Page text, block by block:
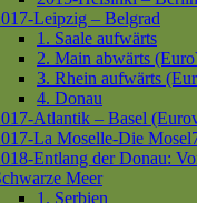
Leipzig – Belgrad
1. Saale aufwärts
2. Main abwärts
3. Rhein aufwärts
4. Donau
Atlantik – Basel
La Moselle-Die
Entlang der Donau:
Meer
1. Serbien